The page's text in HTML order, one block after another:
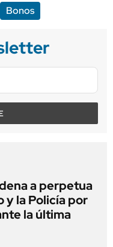
Bonos
a perpetua
y la Policía por
la última